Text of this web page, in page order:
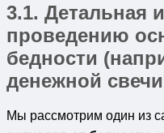
3.1. Детальная
проведению
бедности
денежной
Мы рассмотрим один из